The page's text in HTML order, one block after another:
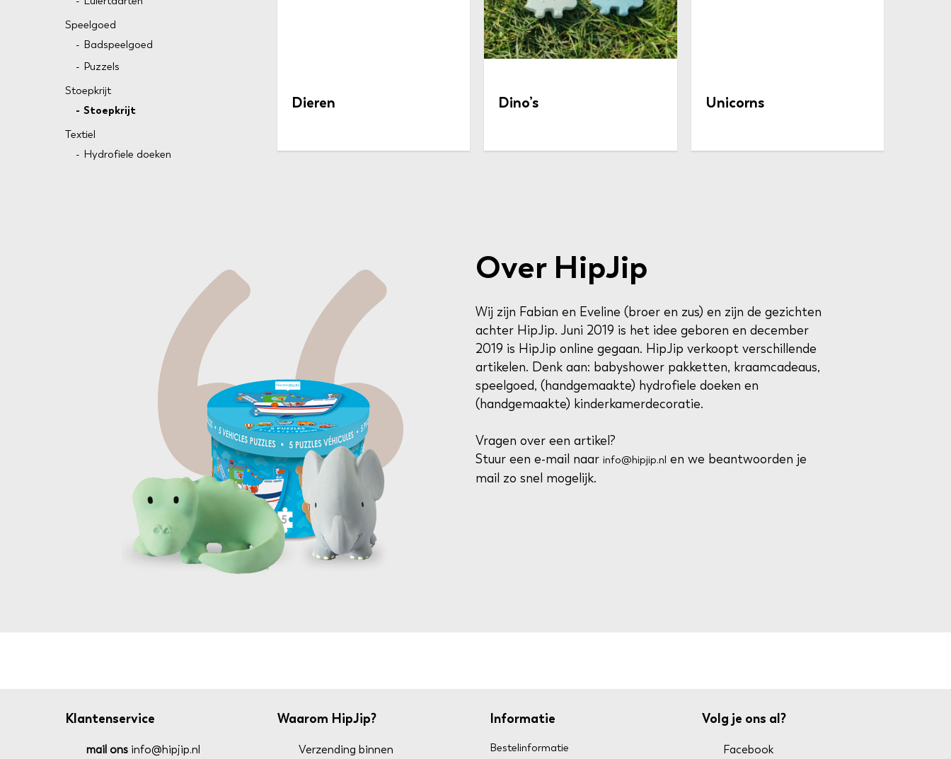
Speelgoed
Badspeelgoed
Puzzels
Stoepkrijt
Stoepkrijt
Textiel
Hydrofiele doeken
Dieren Dino’s Unicorns
Over HipJip
Wij zijn Fabian en Eveline (broer en zus) en zijn de gezichten
achter HipJip. Juni 2019 is het idee geboren en december
2019 is HipJip online gegaan. HipJip verkoopt verschillende
artikelen. Denk aan: babyshower pakketten, kraamcadeaus,
speelgoed, (handgemaakte) hydrofiele doeken en
(handgemaakte) kinderkamerdecoratie.
Vragen over een artikel?
Stuur een e-mail naar info@hipjip.nl en we beantwoorden je
mail zo snel mogelijk.
Klantenservice
mail ons info@hipjip.nl
Waarom HipJip?
Verzending binnen
Informatie
Bestelinformatie
Volg je ons al?
Facebook